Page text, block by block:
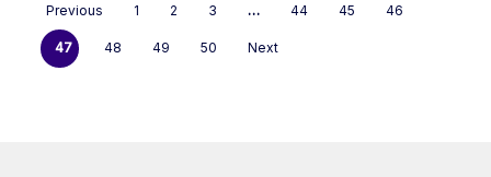
Previous 1 2 3 … 44 45 46
47 48 49 50 Next